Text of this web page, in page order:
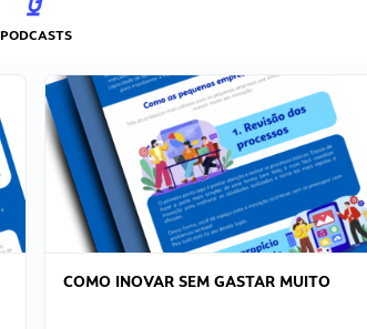
PODCASTS
COMO INOVAR SEM GASTAR MUITO